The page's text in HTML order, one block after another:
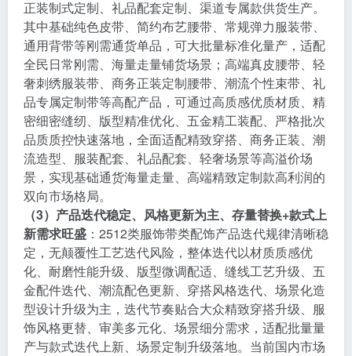
正装制式定制、礼品配套定制、渠道专属款供货生产。
其中基础纯色皮带、简约布艺腰带、常规弹力服装带、
通用背带等刚需通货单品，可大批量标准化量产，适配
全民日常刚需、海量走量铺货场景；高端真皮腰带、轻
奢刺绣服装带、商务正装定制腰带、潮流个性束带、礼
品专属定制带等高配产品，可通过高质感优质材质、精
密细密缝纫、版型精准优化、五金精工装配、严格批次
品质质控快速落地，全面适配精致穿搭、商务正装、潮
流造型、服装配套、礼品配套、轻奢场景等高溢价场
景，实现基础通货海量走量、高端精致定制款高利润的
双向市场格局。
（3）产品迭代稳定、风格更新为主、存量替换+款式上
新需求旺盛 ：2512类服饰带类配饰产品迭代规律清晰稳
定，无颠覆性工艺迭代风险，整体迭代以材质质感优
化、耐磨性能升级、版型微调配适、缝线工艺升级、五
金配件迭代、潮流配色更新、穿搭风格迭代、场景化造
型设计升级为主，迭代节奏贴合大众精致穿搭升级、服
饰风格更替、审美多元化、场景细分需求，适配批量量
产与款式迭代上新、场景定制升级落地。当前国内市场